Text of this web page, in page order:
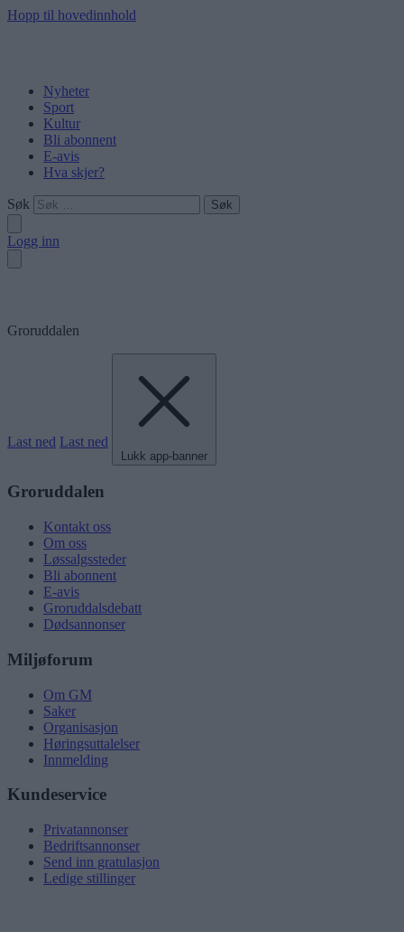
Hopp til hovedinnhold
Nyheter
Sport
Kultur
Bli abonnent
E-avis
Hva skjer?
Søk
Logg inn
Groruddalen
Last ned Last ned
Lukk app-banner
Groruddalen
Kontakt oss
Om oss
Løssalgssteder
Bli abonnent
E-avis
Groruddalsdebatt
Dødsannonser
Miljøforum
Om GM
Saker
Organisasjon
Høringsuttalelser
Innmelding
Kundeservice
Privatannonser
Bedriftsannonser
Send inn gratulasjon
Ledige stillinger